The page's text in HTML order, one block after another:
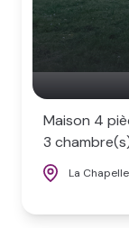
Maison 4
3
La